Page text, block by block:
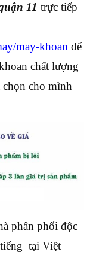
11 trực tiếp
may-khoan để
chất lượng
chọn cho mình
phân phối độc
tại Việt